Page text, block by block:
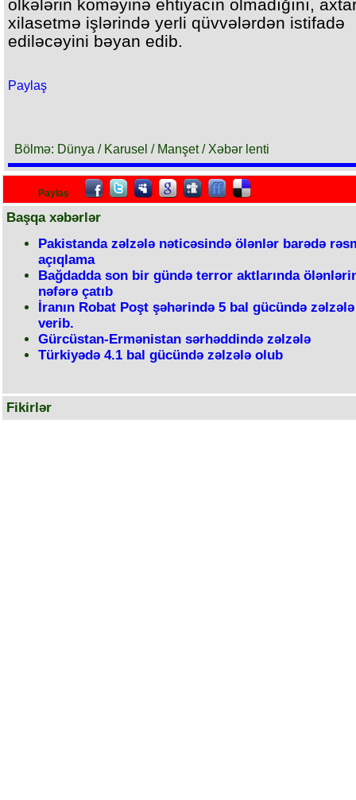
ölkələrin köməyinə ehtiyacın olmadığını,
xilasetmə işlərində yerli qüvvələrdən istifadə
ediləcəyini bəyan edib.
Paylaş
Bölmə: Dünya / Karusel / Manşet / Xəbər lenti
Paylaş
Başqa xəbərlər
Pakistanda zəlzələ nəticəsində ölənlər barədə
açıqlama
Bağdadda son bir gündə terror aktlarında
nəfərə çatıb
İranın Robat Poşt şəhərində 5 bal gücündə
verib.
Gürcüstan-Ermənistan sərhəddində zəlzələ
Türkiyədə 4.1 bal gücündə zəlzələ olub
Fikirlər